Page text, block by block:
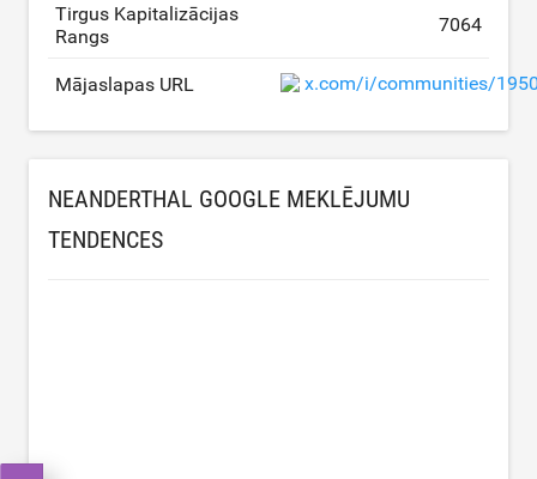
Tirgus Kapitalizācijas
Rangs
7064
Mājaslapas URL x.com/i/communities/
NEANDERTHAL GOOGLE MEKLĒJUMU
TENDENCES